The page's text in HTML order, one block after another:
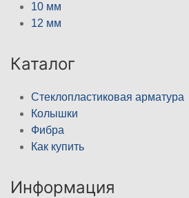
10 мм
12 мм
Каталог
Стеклопластиковая арматура
Колышки
Фибра
Как купить
Информация